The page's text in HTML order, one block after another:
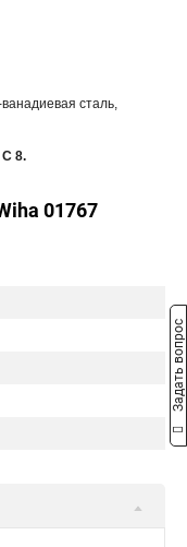
сталь,
C 8.
01767
Задать вопрос